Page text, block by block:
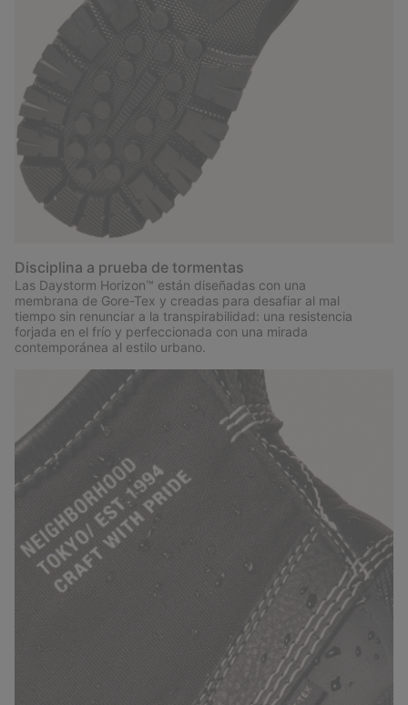
Disciplina a prueba de tormentas
Las Daystorm Horizon™ están diseñadas con una
membrana de Gore-Tex y creadas para desafiar al mal
tiempo sin renunciar a la transpirabilidad: una resistencia
forjada en el frío y perfeccionada con una mirada
contemporánea al estilo urbano.